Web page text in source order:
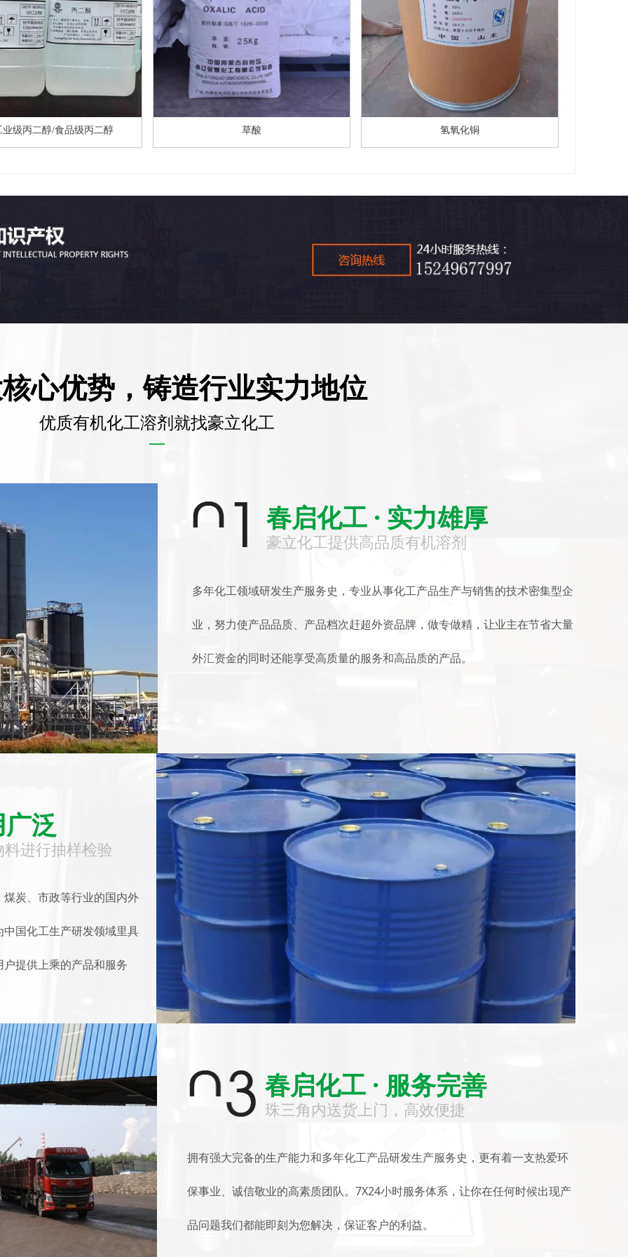
业级丙二醇/食品级丙二醇 草酸 氢氧化铜
心优势，铸造行业实力地位
优质有机化工溶剂就找豪立化工
—
春启化工 · 实力雄厚
豪立化工提供高品质有机溶剂
多年化工领域研发生产服务史，专业从事化工产品生产与销售的技术密集型企
业，努力使产品品质、产品档次赶超外资品牌，做专做精，让业主在节省大量
外汇资金的同时还能享受高质量的服务和高品质的产品。
炭、市政等行业的国内外
国化工生产研发领域里具
提供上乘的产品和服务
广泛
进行抽样检验
拥有强大完备的生产能力和多年化工产品研发生产服务史，更有着一支热爱环
保事业、诚信敬业的高素质团队。7X24小时服务体系，让你在任何时候出现产
品问题我们都能即刻为您解决，保证客户的利益。
春启化工 · 服务完善
珠三角内送货上门，高效便捷